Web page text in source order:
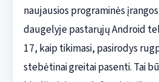
naujausios programinės
daugelyje pastarųjų Android
17, kaip tikimasi, pasirodys
stebėtinai greitai pasenti. Tai